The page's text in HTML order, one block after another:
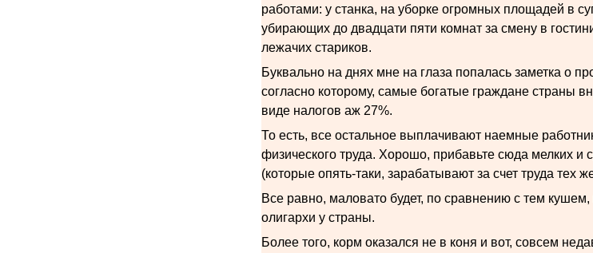
работами: у станка, на уборке огромных площадей в
убирающих до двадцати пяти комнат за смену в
лежачих стариков.
Буквально на днях мне на глаза попалась заметка о
согласно которому, самые богатые граждане страны
виде налогов аж 27%.
То есть, все остальное выплачивают наемные
физического труда. Хорошо, прибавьте сюда мелких и
(которые опять-таки, зарабатывают за счет труда тех
Все равно, маловато будет, по сравнению с тем кушем,
олигархи у страны.
Более того, корм оказался не в коня и вот, совсем